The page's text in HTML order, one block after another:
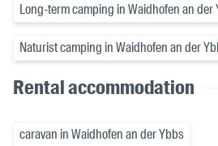
Long-term camping in Waidhofen an der
Naturist camping in Waidhofen an der
Rental accommodation
caravan in Waidhofen an der Ybbs